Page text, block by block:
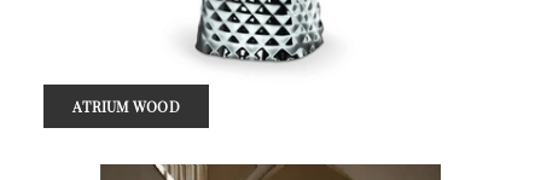
ATRIUM WOOD